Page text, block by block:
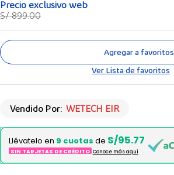
S/ 899.00
Agregar a favoritos
Ver Lista de favoritos
Vendido Por: WETECH EIR
Llévatelo en 9 cuotas de S/95.77
SIN TARJETAS DE CRÉDITO Conoce más aqui